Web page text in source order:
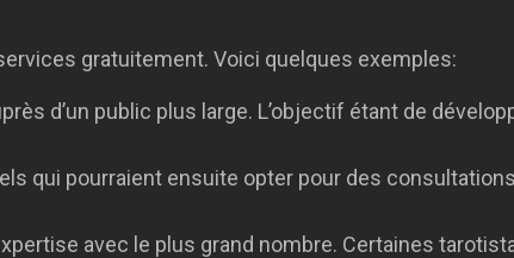
gratuitement. Voici quelques exemples:
d’un public plus large. L’objectif étant de
qui pourraient ensuite opter pour des
avec le plus grand nombre. Certaines